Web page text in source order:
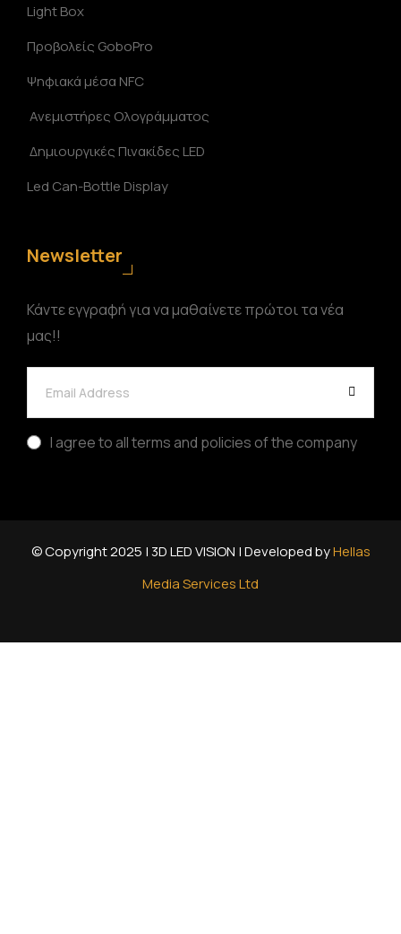
Light Box
Προβολείς GoboPro
Ψηφιακά μέσα NFC
Ανεμιστήρες Ολογράμματος
Δημιουργικές Πινακίδες LED
Led Can-Bottle Display
Newsletter
Κάντε εγγραφή για να μαθαίνετε πρώτοι τα νέα
μας!!
I agree to all terms and policies of the company
© Copyright 2025 | 3D LED VISION | Developed byHellas
Media Services Ltd